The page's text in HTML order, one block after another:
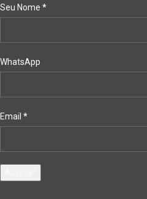
Seu Nome *
WhatsApp
Email *